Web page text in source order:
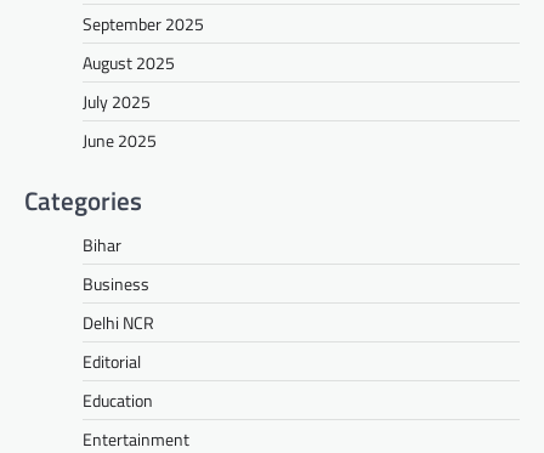
September 2025
August 2025
July 2025
June 2025
Categories
Bihar
Business
Delhi NCR
Editorial
Education
Entertainment